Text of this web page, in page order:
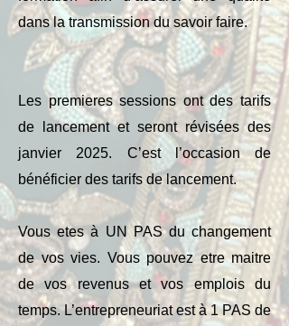
dans la transmission du savoir faire.
Les premieres sessions ont des tarifs
de lancement et seront révisées des
janvier 2025. C’est l’occasion de
bénéficier des tarifs de lancement.
Vous etes à UN PAS du changement
de vos vies. Vous pouvez etre maitre
de vos revenus et vos emplois du
temps. L’entrepreneuriat est à 1 PAS de